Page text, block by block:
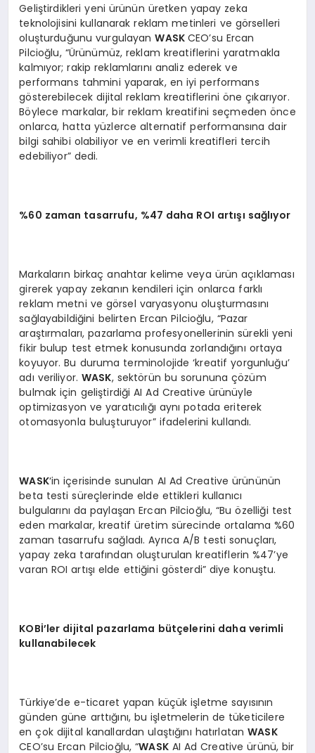
Geliştirdikleri yeni ürünün üretken yapay zeka
teknolojisini kullanarak reklam metinleri ve görselleri
oluşturduğunu vurgulayanWASK CEO’su Ercan
Pilcioğlu, “Ürünümüz, reklam kreatiflerini yaratmakla
kalmıyor; rakip reklamlarını analiz ederek ve
performans tahmini yaparak, en iyi performans
gösterebilecek dijital reklam kreatiflerini öne çıkarıyor.
Böylece markalar, bir reklam kreatifini seçmeden önce
onlarca, hatta yüzlerce alternatif performansına dair
bilgi sahibi olabiliyor ve en verimli kreatifleri tercih
edebiliyor” dedi.
%60 zaman tasarrufu, %47 daha ROI artışı sağlıyor
Markaların birkaç anahtar kelime veya ürün açıklaması
girerek yapay zekanın kendileri için onlarca farklı
reklam metni ve görsel varyasyonu oluşturmasını
sağlayabildiğini belirten Ercan Pilcioğlu, “Pazar
araştırmaları, pazarlama profesyonellerinin sürekli yeni
fikir bulup test etmek konusunda zorlandığını ortaya
koyuyor. Bu duruma terminolojide ‘kreatif yorgunluğu’
adı veriliyor. WASK, sektörün bu sorununa çözüm
bulmak için geliştirdiği AI Ad Creative ürünüyle
optimizasyon ve yaratıcılığı aynı potada eriterek
otomasyonla buluşturuyor” ifadelerini kullandı.
WASK‘in içerisinde sunulan AI Ad Creative ürününün
beta testi süreçlerinde elde ettikleri kullanıcı
bulgularını da paylaşan Ercan Pilcioğlu, “Bu özelliği test
eden markalar, kreatif üretim sürecinde ortalama %60
zaman tasarrufu sağladı. Ayrıca A/B testi sonuçları,
yapay zeka tarafından oluşturulan kreatiflerin %47’ye
varan ROI artışı elde ettiğini gösterdi” diye konuştu.
KOBİ’ler dijital pazarlama bütçelerini daha verimli
kullanabilecek
Türkiye’de e-ticaret yapan küçük işletme sayısının
günden güne arttığını, bu işletmelerin de tüketicilere
en çok dijital kanallardan ulaştığını hatırlatanWASK
CEO’su Ercan Pilcioğlu, “WASKAI Ad Creative ürünü, bir